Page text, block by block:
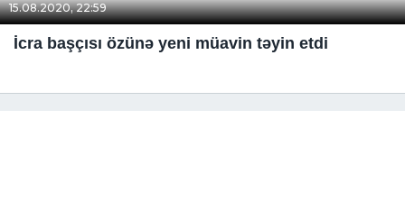
15.08.2020, 22:59
İcra başçısı özünə yeni müavin təyin etdi